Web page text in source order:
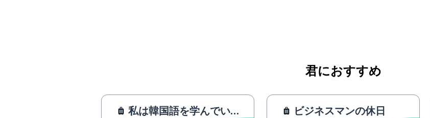
君におすすめ
私は韓国語を学んでいます。 ビジネスマンの休日